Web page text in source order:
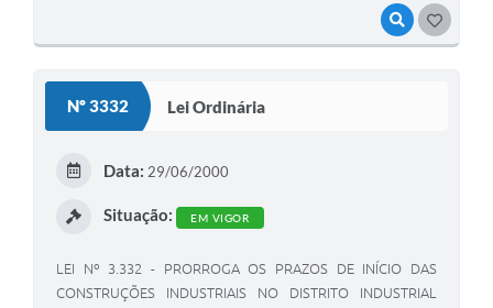
VISUALIZAR
Nº 3332 Lei Ordinária
Data: 29/06/2000
Situação: EM VIGOR
LEI Nº 3.332 - PRORROGA OS PRAZOS DE INÍCIO DAS
CONSTRUÇÕES INDUSTRIAIS NO DISTRITO INDUSTRIAL